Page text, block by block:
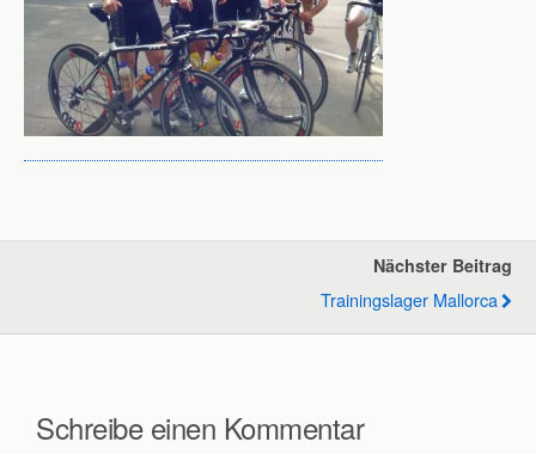
Nächster Beitrag
Trainingslager Mallorca
Schreibe einen Kommentar